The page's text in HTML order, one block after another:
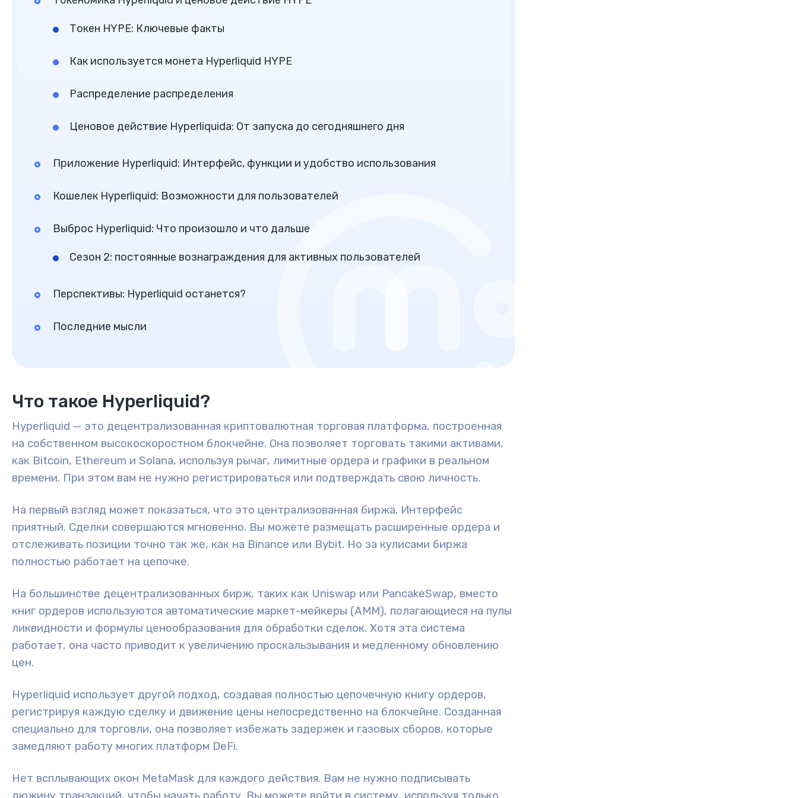
Токен HYPE: Ключевые факты
Как используется монета Hyperliquid HYPE
Распределение распределения
Ценовое действие Hyperliquidа: От запуска до сегодняшнего дня
Приложение Hyperliquid: Интерфейс, функции и удобство использования
Кошелек Hyperliquid: Возможности для пользователей
Выброс Hyperliquid: Что произошло и что дальше
Сезон 2: постоянные вознаграждения для активных пользователей
Перспективы: Hyperliquid останется?
Последние мысли
Что такое Hyperliquid?
Hyperliquid — это децентрализованная криптовалютная торговая платформа, построенная
на собственном высокоскоростном блокчейне. Она позволяет торговать такими активами,
как Bitcoin, Ethereum и Solana, используя рычаг, лимитные ордера и графики в реальном
времени. При этом вам не нужно регистрироваться или подтверждать свою личность.
На первый взгляд может показаться, что это централизованная биржа. Интерфейс
приятный. Сделки совершаются мгновенно. Вы можете размещать расширенные ордера и
отслеживать позиции точно так же, как на Binance или Bybit. Но за кулисами биржа
полностью работает на цепочке.
На большинстве децентрализованных бирж, таких как Uniswap или PancakeSwap, вместо
книг ордеров используются автоматические маркет-мейкеры (AMM), полагающиеся на пулы
ликвидности и формулы ценообразования для обработки сделок. Хотя эта система
работает, она часто приводит к увеличению проскальзывания и медленному обновлению
цен.
Hyperliquid использует другой подход, создавая полностью цепочечную книгу ордеров,
регистрируя каждую сделку и движение цены непосредственно на блокчейне. Созданная
специально для торговли, она позволяет избежать задержек и газовых сборов, которые
замедляют работу многих платформ DeFi.
Нет всплывающих окон MetaMask для каждого действия. Вам не нужно подписывать